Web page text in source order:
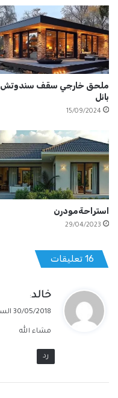
ملحق خارجي سقف سندوتش
بانل
15/09/2024
استراحةمودرن
29/04/2023
‫16 تعليقات
ي
ق
ل
خالد:
30/05/2018 الساعة 1:56 صباحًا
مشاء الله
رد